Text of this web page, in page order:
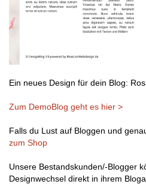
Ein neues Design für dein Blog:
Zum DemoBlog geht es hier >
Falls du Lust auf Bloggen und
zum Shop
Unsere Bestandskunden/-Blogger
Designwechsel direkt in ihrem